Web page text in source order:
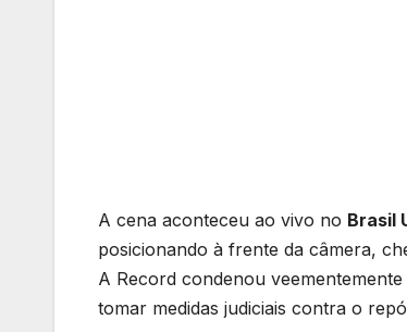
A cena aconteceu ao vivo no Brasil
posicionando à frente da câmera,
A Record condenou
tomar medidas judiciais contra o